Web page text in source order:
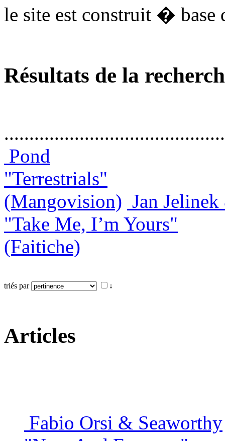
le site est construit � base
Résultats de la
Pond
"Terrestrials"
(Mangovision) Jan
"Take Me, I’m Yours"
(Faitiche)
triés par ↓
Articles
Fabio Orsi & Seaworthy